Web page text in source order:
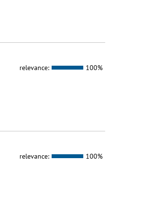
relevance: 100%
relevance: 100%